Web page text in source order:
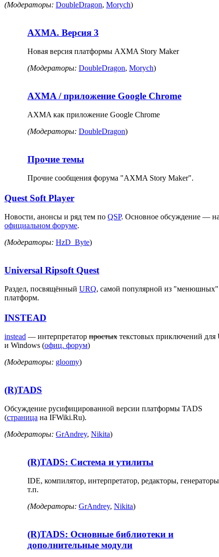
(Модераторы: DoubleDragon, Morych)
AXMA. Версия 3
Новая версия платформы AXMA Story Maker
(Модераторы: DoubleDragon, Morych)
AXMA / приложение Google Chrome
AXMA как приложение Google Chrome
(Модераторы: DoubleDragon)
Прочие темы
Прочие сообщения форума "AXMA Story Maker".
Quest Soft Player
Новости, анонсы и ряд тем по QSP. Основное обсуждение —
официальном форуме.
(Модераторы: HzD_Byte)
Universal Ripsoft Quest
Раздел, посвящённый URQ, самой популярной из "менюшных"
платформ.
INSTEAD
instead — интерпретатор простых текстовых приключений для
и Windows (офиц. форум)
(Модераторы: gloomy)
(R)TADS
Обсуждение русифицированной версии платформы TADS
(страница на IFWiki.Ru).
(Модераторы: GrAndrey, Nikita)
(R)TADS: Система и утилиты
IDE, компилятор, интерпретатор, редакторы,
т.п.
(Модераторы: GrAndrey, Nikita)
(R)TADS: Основные библиотеки и
дополнительные модули